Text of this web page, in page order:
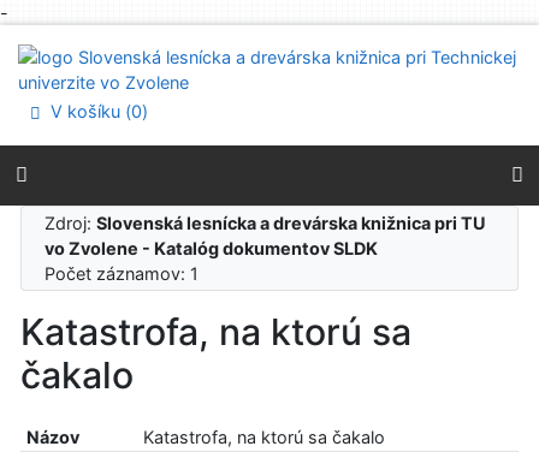
-
Prejsť na menu
Prehlásenie o webovej prístupnosti
V košíku (0)
Zdroj:Slovenská lesnícka a drevárska knižnica pri TU
vo Zvolene - Katalóg dokumentov SLDK
Počet záznamov: 1
Katastrofa, na ktorú sa
čakalo
Názov
Katastrofa, na ktorú sa čakalo